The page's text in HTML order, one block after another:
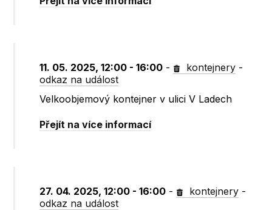
11. 05. 2025, 12:00 - 16:00 - kontejnery -
odkaz na událost
Velkoobjemový kontejner v ulici V Ladech
Přejít na více informací
27. 04. 2025, 12:00 - 16:00 - kontejnery -
odkaz na událost